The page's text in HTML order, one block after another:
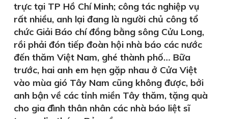
trực tại TP Hồ Chí Minh; công tác nghiệp vụ
rất nhiều, anh lại đang là người chủ công tổ
chức Giải Báo chí đồng bằng sông Cửu Long,
rồi phải đón tiếp đoàn hội nhà báo các nước
đến thăm Việt Nam, ghé thành phố… Bữa
trước, hai anh em hẹn gặp nhau ở Cửa Việt
vào mùa gió Tây Nam cũng không được, bởi
anh bận về các tỉnh miền Tây thăm, tặng quà
cho gia đình thân nhân các nhà báo liệt sĩ